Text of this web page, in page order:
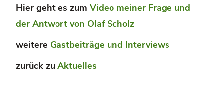
Hier geht es zumVideo meiner Frage und
der Antwort von Olaf Scholz
weitere Gastbeiträge und Interviews
zurück zuAktuelles